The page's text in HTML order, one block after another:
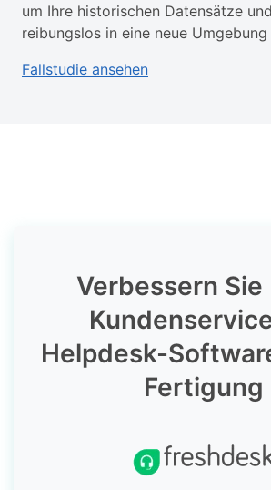
um Ihre historischen Datensätze
reibungslos in eine neue
Fallstudie ansehen
Verbessern Sie
Helpdesk-
Fertigung